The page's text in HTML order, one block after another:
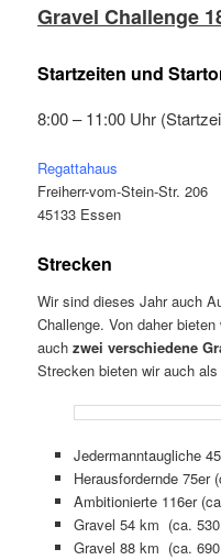
Gravel Challenge
Startzeiten und
8:00 – 11:00 Uhr
Regattahaus
Freiherr-vom-Stein-Str. 206
45133 Essen
Strecken
Wir sind dieses Jahr auch
Challenge. Von daher
auchzwei verschiedene
Strecken bieten wir auch
Jedermanntaugliche
Herausfordernde 75er
Ambitionierte 116er
Gravel 54 km (ca.
Gravel 88 km (ca.